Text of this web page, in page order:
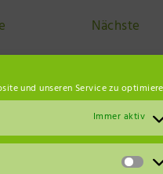
und unseren Service zu
Immer aktiv
Nächste
vorbehalten.